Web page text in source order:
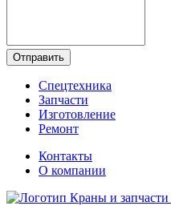
Отправить
Спецтехника
Запчасти
Изготовление
Ремонт
Контакты
О компании